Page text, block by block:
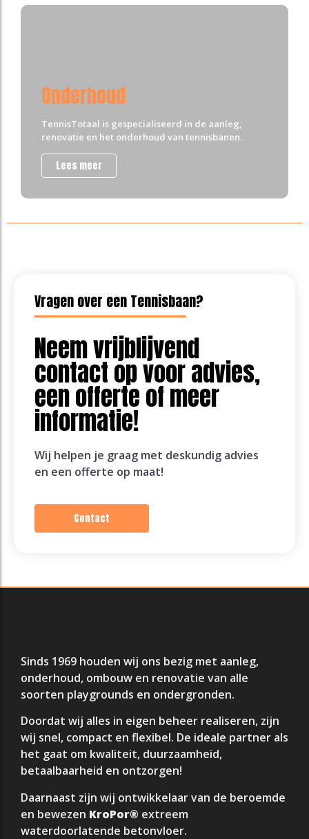
Onderhoud
TennisTotaal is gespecialiseerd in de aanleg,
renovatie en het onderhoud van tennisbanen.
Lees meer
Vragen over een Tennisbaan?
Neem vrijblijvend
contact op voor advies,
een offerte of meer
informatie!
Wij helpen je graag met deskundig advies
en een offerte op maat!
Contact
Sinds 1969 houden wij ons bezig met aanleg,
onderhoud, ombouw en renovatie van alle
soorten playgrounds en ondergronden.
Doordat wij alles in eigen beheer realiseren, zijn
wij snel, compact en flexibel. De ideale partner als
het gaat om kwaliteit, duurzaamheid,
betaalbaarheid en ontzorgen!
Daarnaast zijn wij ontwikkelaar van de beroemde
en bewezen KroPor® extreem
waterdoorlatende betonvloer.